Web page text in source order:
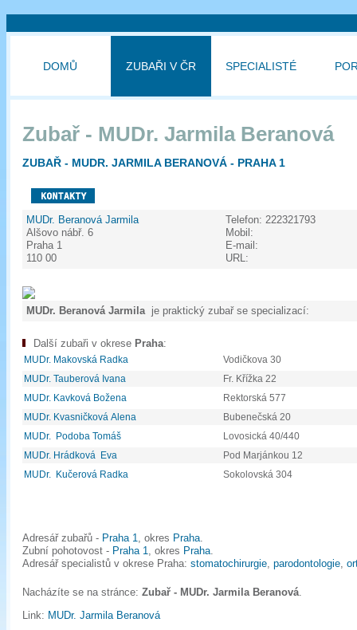
DOMŮ ZUBAŘI V ČR SPECIALISTÉ
Zubař - MUDr. Jarmila Beranová
ZUBAŘ - MUDR. JARMILA BERANOVÁ - PRAHA 1
MUDr. Beranová Jarmila
Alšovo nábř. 6
Praha 1
110 00
Telefon:
Mobil:
E-mail:
URL:
222321793
MUDr. Beranová Jarmila je praktický zubař se specializací:
Další zubaři v okrese Praha:
MUDr. Makovská Radka
Vodičkova 30
MUDr. Tauberová Ivana
Fr. Křížka 22
MUDr. Kavková Božena
Rektorská 577
MUDr. Kvasničková Alena
Bubenečská 20
MUDr. Podoba Tomáš
Lovosická 40/440
MUDr. Hrádková Eva
Pod Marjánkou 12
MUDr. Kučerová Radka
Sokolovská 304
Adresář zubařů - Praha 1, okres Praha.
Zubní pohotovost - Praha 1, okres Praha.
Adresář specialistů v okrese Praha: stomatochirurgie, parodontologie,
Nacházíte se na stránce: Zubař - MUDr. Jarmila Beranová.
Link: MUDr. Jarmila Beranová